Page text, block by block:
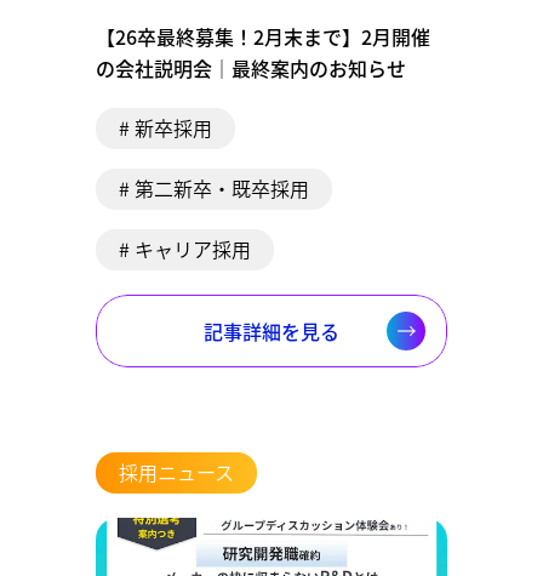
【26卒最終募集！2月末まで】2月開催
の会社説明会│最終案内のお知らせ
# 新卒採用
# 第二新卒・既卒採用
# キャリア採用
記事詳細を見る
採用ニュース